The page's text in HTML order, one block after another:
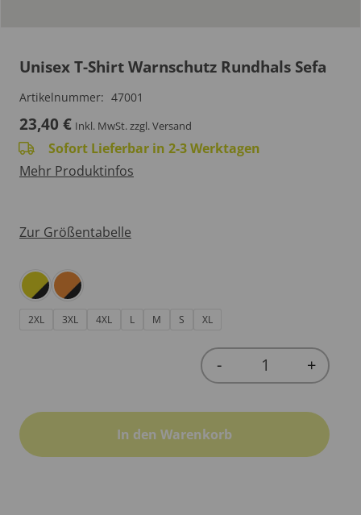
Unisex T-Shirt Warnschutz Rundhals Sefa
Artikelnummer: 47001
23,40 € Inkl. MwSt.zzgl. Versand
Sofort Lieferbar in 2-3 Werktagen
Mehr Produktinfos
Zur Größentabelle
2XL 3XL 4XL L M S XL
Quantity
- +
In den Warenkorb